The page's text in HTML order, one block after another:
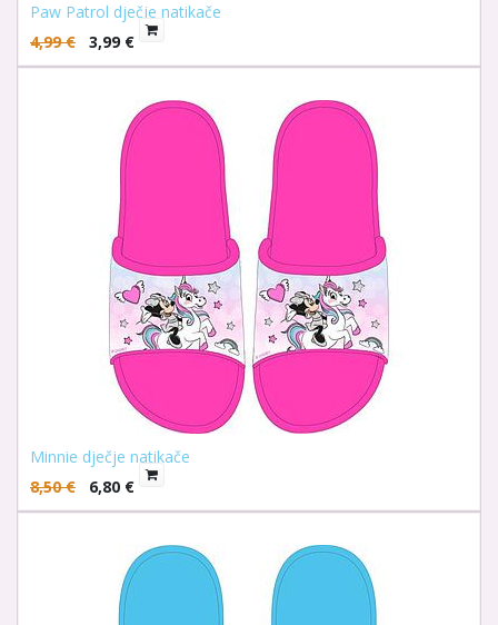
Paw Patrol dječje natikače
4,99€ 3,99 €
Minnie dječje natikače
8,50€ 6,80 €